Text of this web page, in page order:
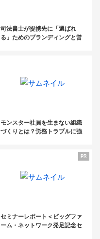
司法書士が提携先に「選ばれ
る」ためのブランディングと営
モンスター社員を生まない組織
づくりとは？労務トラブルに強
PR
セミナーレポート＜ビッグファ
ーム・ネットワーク発足記念セ